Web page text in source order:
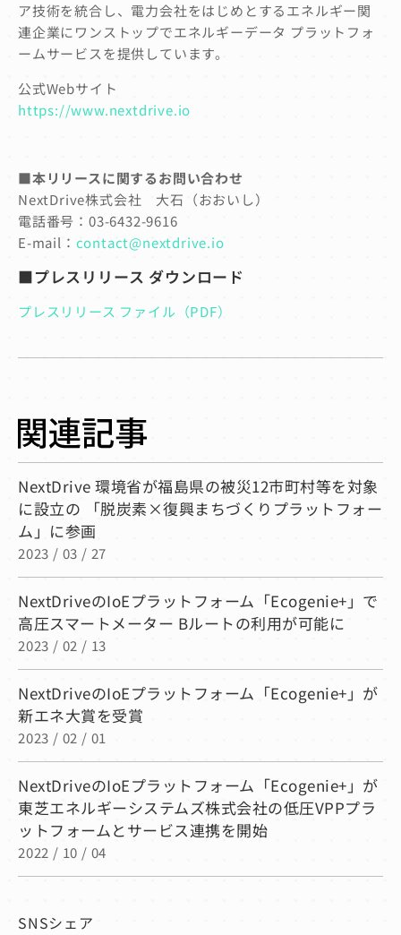
ア技術を統合し、電力会社をはじめとするエネルギー関
連企業にワンストップでエネルギーデータ プラットフォ
ームサービスを提供しています。
公式Webサイト
https://www.nextdrive.io
■本リリースに関するお問い合わせ
NextDrive株式会社 大石（おおいし）
電話番号：03-6432-9616
E-mail： contact@nextdrive.io
■プレスリリース ダウンロード
プレスリリース ファイル（PDF）
NextDrive 環境省が福島県の被災12市町村等を対象
に設立の 「脱炭素×復興まちづくりプラットフォー
ム」に参画
2023 / 03 / 27
NextDriveのIoEプラットフォーム「Ecogenie+」で
高圧スマートメーター Bルートの利用が可能に
2023 / 02 / 13
NextDriveのIoEプラットフォーム「Ecogenie+」が
新エネ大賞を受賞
2023 / 02 / 01
NextDriveのIoEプラットフォーム「Ecogenie+」が
東芝エネルギーシステムズ株式会社の低圧VPPプラ
ットフォームとサービス連携を開始
2022 / 10 / 04
SNSシェア